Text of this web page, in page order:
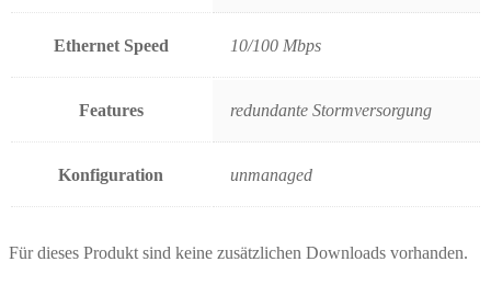
Ethernet Speed 10/100 Mbps
Features redundante Stormversorgung
Konfiguration unmanaged
Für dieses Produkt sind keine zusätzlichen Downloads vorhanden.